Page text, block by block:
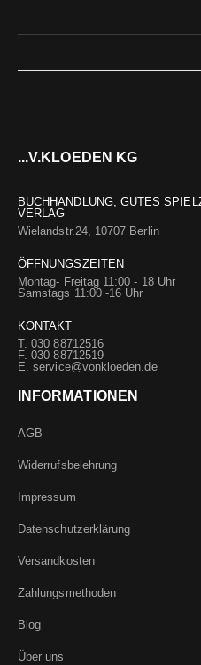
...V.KLOEDEN KG
BUCHHANDLUNG, GUTES
VERLAG
Wielandstr.24, 10707 Berlin
ÖFFNUNGSZEITEN
Montag- Freitag 11:00 - 18 Uhr
Samstags 11:00 -16 Uhr
KONTAKT
T. 030 88712516
F. 030 88712519
E.service@vonkloeden.de
INFORMATIONEN
AGB
Widerrufsbelehrung
Impressum
Datenschutzerklärung
Versandkosten
Zahlungsmethoden
Blog
Über uns